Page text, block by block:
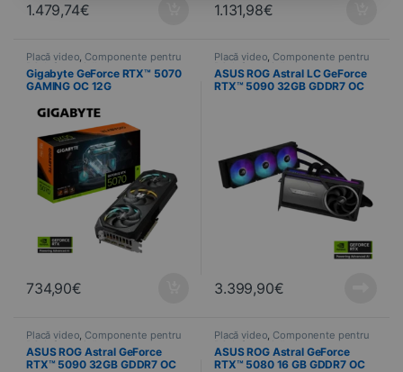
1.479,74€ 1.131,98€
Placă video, Componente pentru
PC Informatică
Gigabyte GeForce RTX™ 5070
GAMING OC 12G
734,90€
Placă video, Componente pentru
PC, Informatică
ASUS ROG Astral LC GeForce
RTX™ 5090 32GB GDDR7 OC
3.399,90€
Placă video, Componente pentru
PC, Informatică
ASUS ROG Astral GeForce
RTX™ 5090 32GB GDDR7 OC
Placă video, Componente pentru
PC, Informatică
ASUS ROG Astral GeForce
RTX™ 5080 16 GB GDDR7 OC